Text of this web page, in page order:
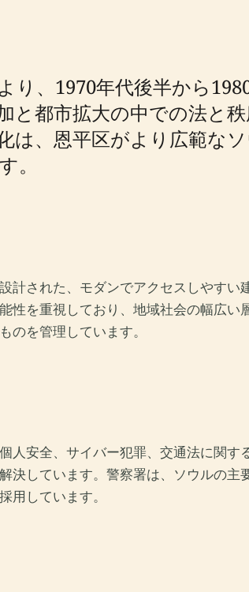
、1970年代後半から
と都市拡大の中での法と
は、恩平区がより広範な
。
された、モダンでアクセスしやすい
を重視しており、地域社会の幅広い
のを管理しています。
人安全、サイバー犯罪、交通法に関す
決しています。警察署は、ソウルの主
用しています。